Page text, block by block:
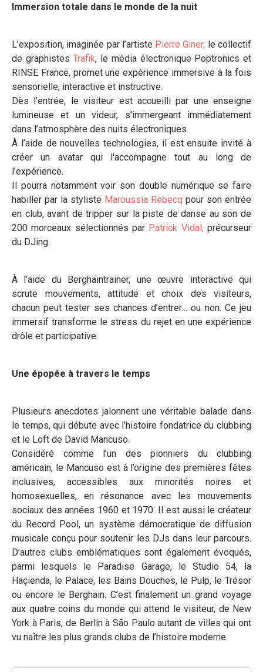
Immersion totale dans le monde de la nuit
L’exposition, imaginée par l’artiste Pierre Giner, le collectif
de graphistesTrafik, le média électronique Poptronics et
RINSE France, promet une expérience immersive à la fois
sensorielle, interactive et instructive.
Dès l’entrée, le visiteur est accueilli par une enseigne
lumineuse et un videur, s'immergeant immédiatement
dans l’atmosphère des nuits électroniques.
À l’aide de nouvelles technologies, il est ensuite invité à
créer un avatar qui l'accompagne tout au long de
l’expérience.
Il pourra notamment voir son double numérique se faire
habiller par la styliste Maroussia Rebecq pour son entrée
en club, avant de tripper sur la piste de danse au son de
200 morceaux sélectionnés par Patrick Vidal, précurseur
du DJing.
À l’aide du Berghaintrainer, une œuvre interactive qui
scrute mouvements, attitude et choix des visiteurs,
chacun peut tester ses chances d’entrer… ou non. Ce jeu
immersif transforme le stress du rejet en une expérience
drôle et participative.
Une épopée à travers le temps
Plusieurs anecdotes jalonnent une véritable balade dans
le temps, qui débute avec l’histoire fondatrice du clubbing
et le Loft de David Mancuso.
Considéré comme l’un des pionniers du clubbing
américain, le Mancuso est à l’origine des premières fêtes
inclusives, accessibles aux minorités noires et
homosexuelles, en résonance avec les mouvements
sociaux des années 1960 et 1970. Il est aussi le créateur
du Record Pool, un système démocratique de diffusion
musicale conçu pour soutenir les DJs dans leur parcours.
D’autres clubs emblématiques sont également évoqués,
parmi lesquels le Paradise Garage, le Studio 54, la
Haçienda, le Palace, les Bains Douches, le Pulp, le Trésor
ou encore le Berghain. C’est finalement un grand voyage
aux quatre coins du monde qui attend le visiteur, de New
York à Paris, de Berlin à São Paulo autant de villes qui ont
vu naître les plus grands clubs de l’histoire moderne.